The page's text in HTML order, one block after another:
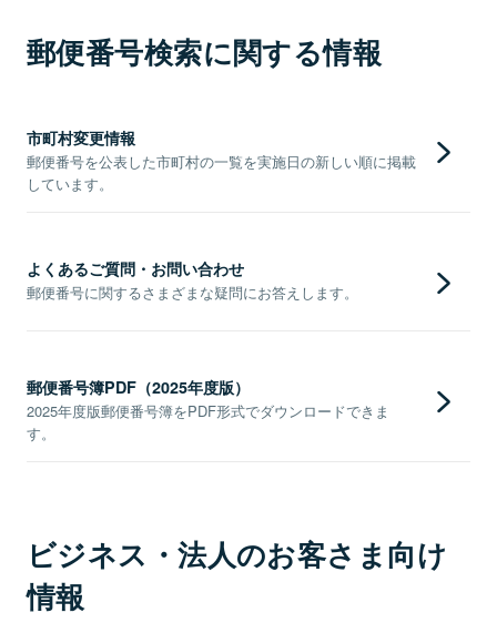
郵便番号検索に関する情報
市町村変更情報
郵便番号を公表した市町村の一覧を実施日の新しい順に掲載
しています。
よくあるご質問・お問い合わせ
郵便番号に関するさまざまな疑問にお答えします。
郵便番号簿PDF（2025年度版）
2025年度版郵便番号簿をPDF形式でダウンロードできま
す。
ビジネス・法人のお客さま向け
情報